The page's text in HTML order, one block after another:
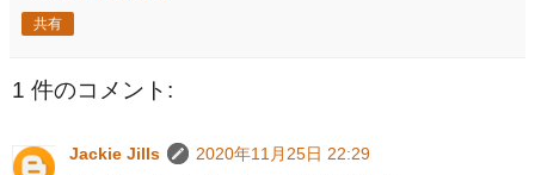
共有
1 件のコメント:
Jackie Jills
2020年11月25日 22:29